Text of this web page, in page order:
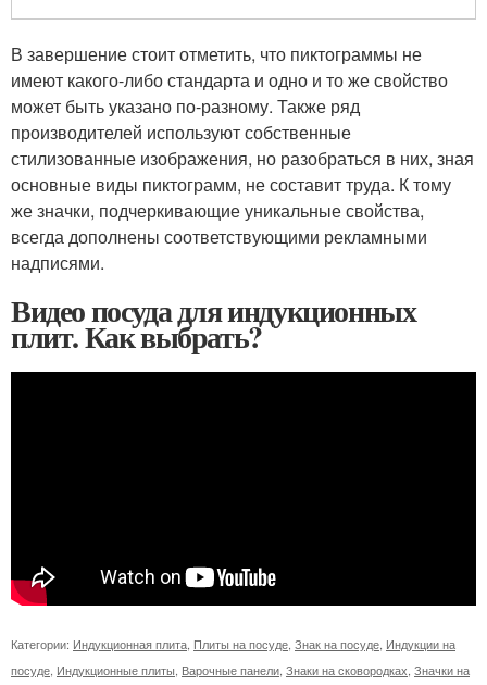
В завершение стоит отметить, что пиктограммы не
имеют какого-либо стандарта и одно и то же свойство
может быть указано по-разному. Также ряд
производителей используют собственные
стилизованные изображения, но разобраться в них, зная
основные виды пиктограмм, не составит труда. К тому
же значки, подчеркивающие уникальные свойства,
всегда дополнены соответствующими рекламными
надписями.
Видео посуда для индукционных
плит. Как выбрать?
Категории: Индукционная плита Плиты на посуде Знак на посуде Индукции на
посуде Индукционные плиты Варочные панели Знаки на сковородках Значки на